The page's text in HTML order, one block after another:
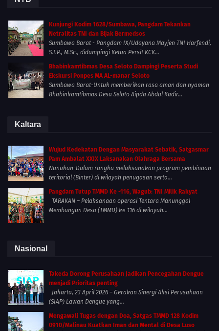
Kunjungi Kodim 1628/Sumbawa, Pangdam Tekankan
Netralitas TNI dan Bijak Bermedsos
Sumbawa Barat - Pangdam IX/Udayana Mayjen TNI Harfendi,
S.I.P., M.Sc., didampingi Ketua Persit KCK...
Bhabinkamtibmas Desa Seloto Dampingi Peserta Studi
Ekskursi Ponpes MA AL-manar Seloto
Sumbawa Barat-Untuk memberikan rasa aman dan nyaman
Bhabinkamtibmas Desa Seloto Aipda Abdul Kadir...
Kaltara
Wujud Kedekatan Dengan Masyarakat Sebatik, Satgasmar
Pam Ambalat XXIX Laksanakan Olahraga Bersama
Nunukan-Dalam rangka melaksanakan program pembinaan
teritorial (Binter) di wilayah penugasan serta...
Pangdam Tutup TMMD Ke -116, Wagub: TNI Milik Rakyat
TARAKAN – Pelaksanaan operasi Tentara Manunggal
Membangun Desa (TMMD) ke-116 di wilayah...
Nasional
Takeda Dorong Perusahaan Jadikan Pencegahan Dengue
menjadi Prioritas penting
Jakarta, 23 April 2026 – Gerakan Sinergi Aksi Perusahaan
(SIAP) Lawan Dengue yang...
Mengawali Tugas dengan Doa, Satgas TMMD 128 Kodim
0910/Malinau Kuatkan Iman dan Mental di Desa Luso